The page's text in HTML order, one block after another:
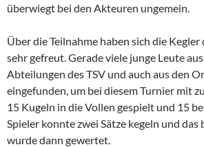
überwiegt bei den Akteuren ungemein.
Über die Teilnahme haben sich die Kegler
sehr gefreut. Gerade viele junge Leute
Abteilungen des TSV und auch aus den
eingefunden, um bei diesem Turnier mit
15 Kugeln in die Vollen gespielt und 15
Spieler konnte zwei Sätze kegeln und das
wurde dann gewertet.